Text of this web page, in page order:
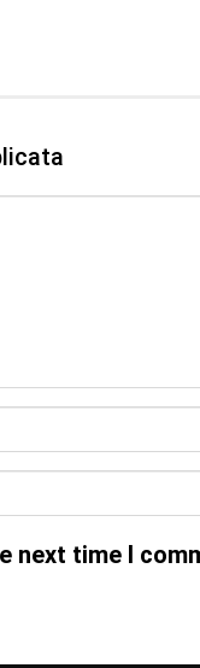
next time I